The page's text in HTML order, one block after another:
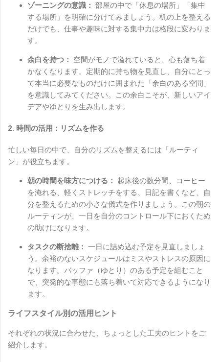
ゾーニングの意識： 部屋の中で「休息の場所」「集中
する場所」を明確に分けてみましょう。机の上を整える
だけでも、仕事や趣味に対する集中力は格段に変わりま
す。
余白を持つ：
空間がモノで溢れていると、心も落ち着
かなくなります。定期的に持ち物を見直し、自分にとっ
て本当に必要なものだけに囲まれた「余白のある空間」
を意識してみてください。この余白こそが、新しいアイ
デアやゆとりを生み出します。
2. 時間の活用：リズムを作る
忙しい毎日の中で、自分のリズムを整えるには「ルーティ
ン」が役立ちます。
朝の時間を味方につける：
起床後の数分間、コーヒー
を淹れる、軽くストレッチをする、日記を書くなど、自
分を整えるための小さな儀式を作りましょう。この朝の
ルーティンが、一日を自分のコントロール下におくため
の助けになります。
タスクの断捨離： 一日に詰め込む予定を見直しましょ
う。余裕のないスケジュールはミスやストレスの原因に
なります。バッファ（ゆとり）のある予定を組むこと
で、突発的な事態にも落ち着いて対応できるようになり
ます。
ライフスタイル別の活用ヒント
それぞれの状況に合わせた、ちょっとした工夫のヒントをご
紹介します。